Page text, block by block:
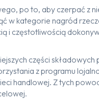
po to, aby czerpać z
w kategorie nagród
i częstotliwością
części
z programu
handlowej. Z tych